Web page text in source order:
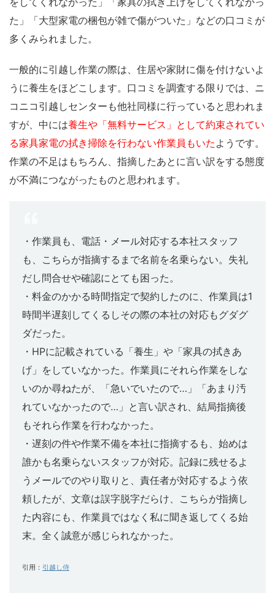
た」「大型家電の梱包が雑で傷がついた」などの口コミが
多くみられました。
一般的に引越し作業の際は、住居や家財に傷を付けないよ
うに養生をほどこします。口コミを調査する限りでは、ニ
コニコ引越しセンターも他社同様に行っていると思われま
すが、中には養生や「無料サービス」として約束されてい
る家具家電の拭き掃除を行わない作業員もいた ようです。
作業の不足はもちろん、指摘したあとに言い訳をする態度
が不満につながったものと思われます。
・作業員も、電話・メール対応する本社スタッフ
も、こちらが指摘するまで名前を名乗らない。失礼
だし問合せや確認にとても困った。
・料金のかかる時間指定で契約したのに、作業員は1
時間半遅刻してくるしその際の本社の対応もグダグ
ダだった。
・HPに記載されている「養生」や「家具の拭きあ
げ」をしていなかった。作業員にそれら作業をしな
いのか尋ねたが、「急いでいたので…」「あまり汚
れていなかったので…」と言い訳され、結局指摘後
もそれら作業を行わなかった。
・遅刻の件や作業不備を本社に指摘するも、始めは
誰かも名乗らないスタッフが対応。記録に残せるよ
うメールでのやり取りと、責任者が対応するよう依
頼したが、文章は誤字脱字だらけ、こちらが指摘し
た内容にも、作業員ではなく私に聞き返してくる始
末。全く誠意が感じられなかった。
引用： 引越し侍